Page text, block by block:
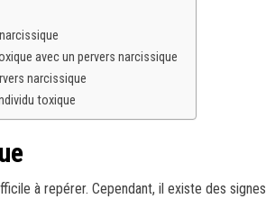
avec un pervers narcissique
narcissique
toxique
à repérer. Cependant, il existe des signes